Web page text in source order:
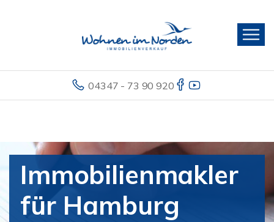
04347 - 73 90 920
Immobilienmakler
für Hamburg